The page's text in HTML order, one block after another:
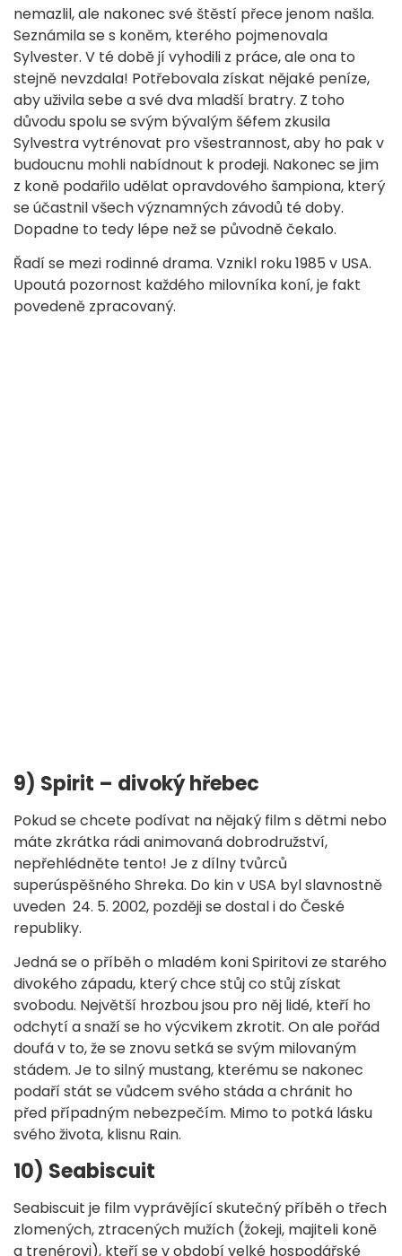
nemazlil, ale nakonec své štěstí přece jenom našla.
Seznámila se s koněm, kterého pojmenovala
Sylvester. V té době jí vyhodili z práce, ale ona to
stejně nevzdala! Potřebovala získat nějaké peníze,
aby uživila sebe a své dva mladší bratry. Z toho
důvodu spolu se svým bývalým šéfem zkusila
Sylvestra vytrénovat pro všestrannost, aby ho pak v
budoucnu mohli nabídnout k prodeji. Nakonec se jim
z koně podařilo udělat opravdového šampiona, který
se účastnil všech významných závodů té doby.
Dopadne to tedy lépe než se původně čekalo.
Řadí se mezi rodinné drama. Vznikl roku 1985 v USA.
Upoutá pozornost každého milovníka koní, je fakt
povedeně zpracovaný.
9) Spirit – divoký hřebec
Pokud se chcete podívat na nějaký film s dětmi nebo
máte zkrátka rádi animovaná dobrodružství,
nepřehlédněte tento! Je z dílny tvůrců
superúspěšného Shreka. Do kin v USA byl slavnostně
uveden 24. 5. 2002, později se dostal i do České
republiky.
Jedná se o příběh o mladém koni Spiritovi ze starého
divokého západu, který chce stůj co stůj získat
svobodu. Největší hrozbou jsou pro něj lidé, kteří ho
odchytí a snaží se ho výcvikem zkrotit. On ale pořád
doufá v to, že se znovu setká se svým milovaným
stádem. Je to silný mustang, kterému se nakonec
podaří stát se vůdcem svého stáda a chránit ho
před případným nebezpečím. Mimo to potká lásku
svého života, klisnu Rain.
10) Seabiscuit
Seabiscuit je film vyprávějící skutečný příběh o třech
zlomených, ztracených mužích (žokeji, majiteli koně
a trenérovi), kteří se v období velké hospodářské